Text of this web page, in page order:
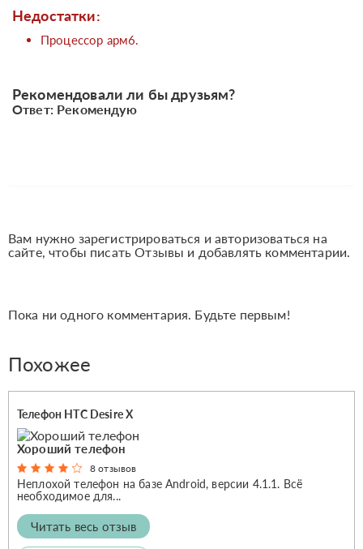
Недостатки:
Процессор арм6.
Рекомендовали ли бы друзьям?
Ответ: Рекомендую
Вам нужно зарегистрироваться и авторизоваться на
сайте, чтобы писать Отзывы и добавлять комментарии.
Пока ни одного комментария. Будьте первым!
Похожее
Телефон HTC Desire X
Хороший телефон
8 отзывов
Неплохой телефон на базе Android, версии 4.1.1. Всё
необходимое для...
Читать весь отзыв